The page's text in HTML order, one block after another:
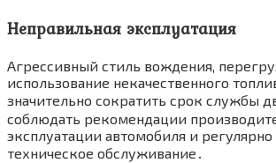
Неправильная эксплуатация
Агрессивный стиль вождения,
использование некачественного
значительно сократить срок службы
соблюдать рекомендации
эксплуатации автомобиля и
техническое обслуживание․